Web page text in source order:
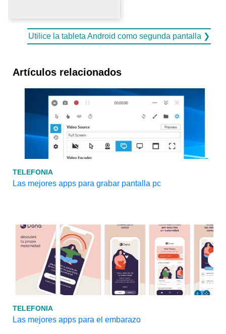
Utilice la tableta Android como segunda pantalla ❯
Artículos relacionados
TELEFONIA
Las mejores apps para grabar pantalla pc
TELEFONIA
Las mejores apps para el embarazo